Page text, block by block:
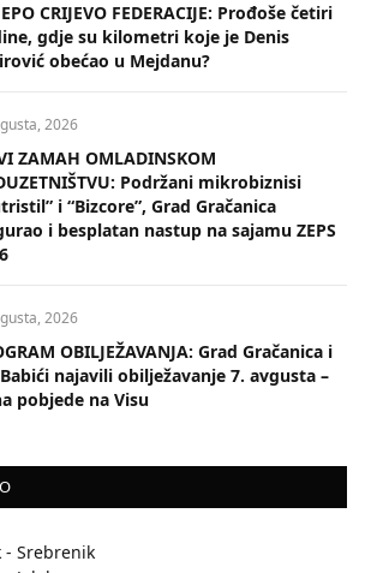
CRIJEVO FEDERACIJE: Prođoše četiri
gdje su kilometri koje je Denis
obećao u Mejdanu?
2026
ZAMAH OMLADINSKOM
Podržani mikrobiznisi
i “Bizcore”, Grad Gračanica
i besplatan nastup na sajamu ZEPS
2026
OBILJEŽAVANJA: Grad Gračanica i
najavili obilježavanje 7. avgusta –
pobjede na Visu
- Srebrenik